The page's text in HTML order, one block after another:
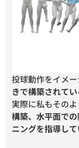
投球動作をイメ
きで構築されてい
実際に私もその
構築、水平面で
ニングを指導して